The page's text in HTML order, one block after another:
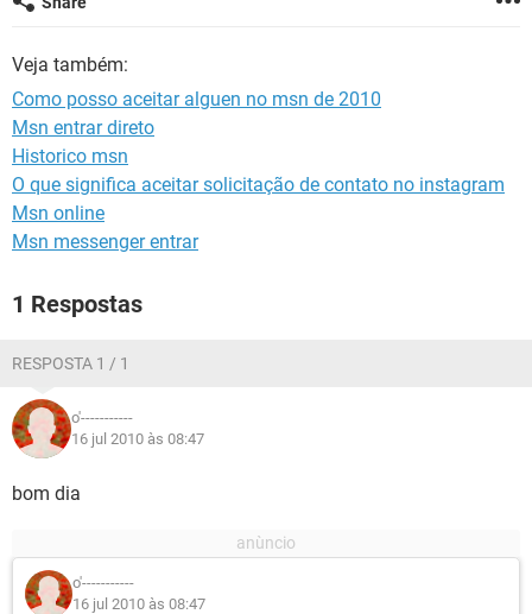
GUIA DE COMPRAS
Veja também:
Como posso aceitar alguen no msn de 2010
Msn entrar direto
Historico msn
O que significa aceitar solicitação de contato no instagram
Msn online
Msn messenger entrar
1 Respostas
RESPOSTA 1 / 1
o'-----------
16 jul 2010 às 08:47
bom dia
o'-----------
16 jul 2010 às 08:47